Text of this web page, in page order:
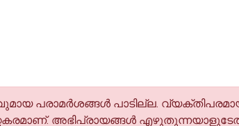
പരാമര്‍ശങ്ങള്‍ പാടില്ല.
അഭിപ്രായങ്ങള്‍